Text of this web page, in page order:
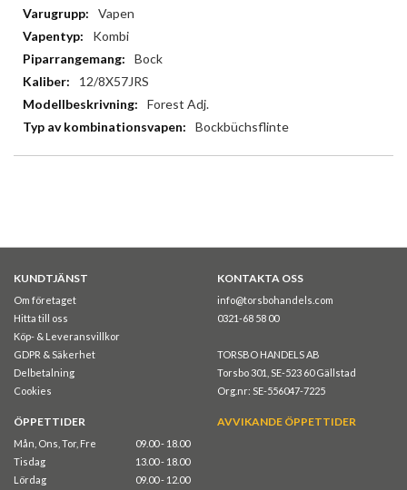
Vapen
Kombi
Bock
12/8X57JRS
Forest Adj.
Bockbüchsflinte
KUNDTJÄNST
Om företaget
Hitta till oss
Köp- & Leveransvillkor
GDPR & Säkerhet
Delbetalning
Cookies
KONTAKTA OSS
info@torsbohandels.com
0321-68 58 00
TORSBO HANDELS AB
Torsbo 301, SE-523 60 Gällstad
Org.nr: SE-556047-7225
ÖPPETTIDER
Mån, Ons, Tor, Fre
09.00 - 18.00
Tisdag
13.00 - 18.00
Lördag
09.00 - 12.00
AVVIKANDE ÖPPETTIDER